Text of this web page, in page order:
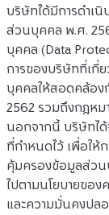
บริษัทได้มีการดำเ
ส่วนบุคคล พ.ศ.
บุคคล (Data
การของบริษัทที่เกี่
บุคคลให้สอดคล้อ
2562 รวมถึงกฎห
นอกจากนี้ บริษัทได้
ที่กำหนดไว้ เพื่อให้
คุ้มครองข้อมูลส่วน
ไปตามนโยบายขอ
และความมั่นคงปล